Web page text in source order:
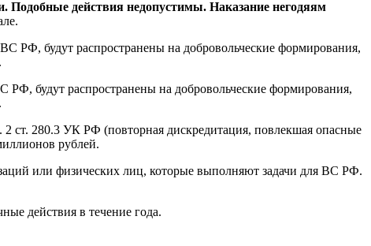
Подобные действия недопустимы. Наказание негодяям
РФ, будут распространены на добровольческие формирования,
будут распространены на добровольческие формирования,
2 ст. 280.3 УК РФ (повторная дискредитация, повлекшая опасные
рублей.
или физических лиц, которые выполняют задачи для ВС РФ.
действия в течение года.